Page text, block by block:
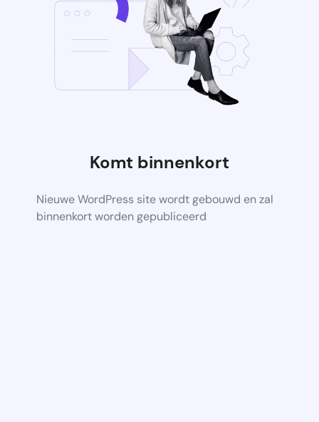
Komt binnenkort
Nieuwe WordPress site wordt gebouwd en zal
binnenkort worden gepubliceerd